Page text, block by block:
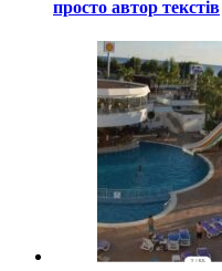
просто автор текстів